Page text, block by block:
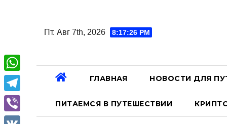
содержанию
Пт. Авг 7th, 2026 8:17:27 PM
ГЛАВНАЯ НОВОСТИ ДЛЯ
ПИТАЕМСЯ В ПУТЕШЕСТВИИ
W
h
a
T
e
V